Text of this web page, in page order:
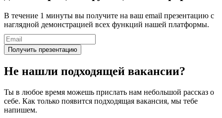
В течение 1 минуты вы получите на ваш email презентацию с
наглядной демонстрацией всех функций нашей платформы.
Получить презентацию
Не нашли подходящей вакансии?
Ты в любое время можешь прислать нам небольшой рассказ о
себе. Как только появится подходящая вакансия, мы тебе
напишем.